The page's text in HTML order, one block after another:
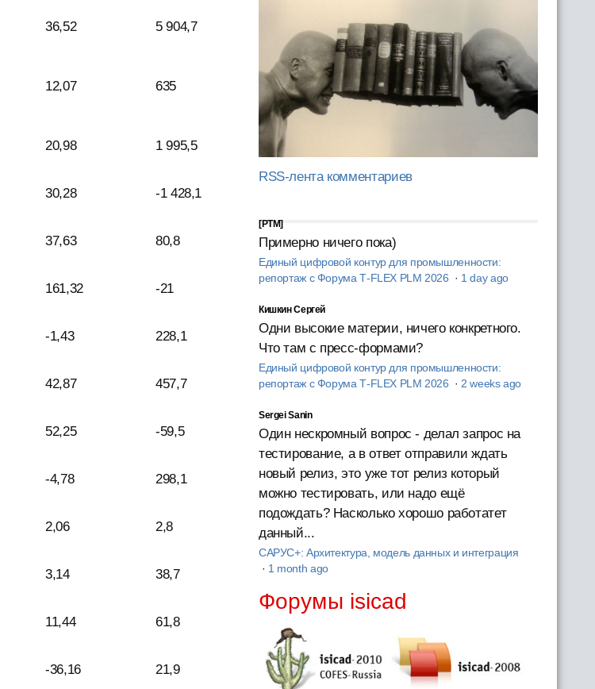
36,52 5 904,7
12,07 635
20,98 1 995,5
30,28 -1 428,1
37,63 80,8
161,32 -21
-1,43 228,1
42,87 457,7
52,25 -59,5
-4,78 298,1
2,06 2,8
3,14 38,7
11,44 61,8
-36,16 21,9
RSS-лента комментариев
[PTM]
Примерно ничего пока)
Единый цифровой контур для промышленности:
репортаж с Форума T‑FLEX PLM 2026 · 1 day ago
Кишкин Сергей
Одни высокие материи, ничего конкретного.
Что там с пресс-формами?
Единый цифровой контур для промышленности:
репортаж с Форума T‑FLEX PLM 2026 · 2 weeks ago
Sergei Sanin
Один нескромный вопрос - делал запрос на
тестирование, а в ответ отправили ждать
новый релиз, это уже тот релиз который
можно тестировать, или надо ещё
подождать? Насколько хорошо работатет
данный...
САРУС+: Архитектура, модель данных и интеграция
· 1 month ago
Форумы isicad